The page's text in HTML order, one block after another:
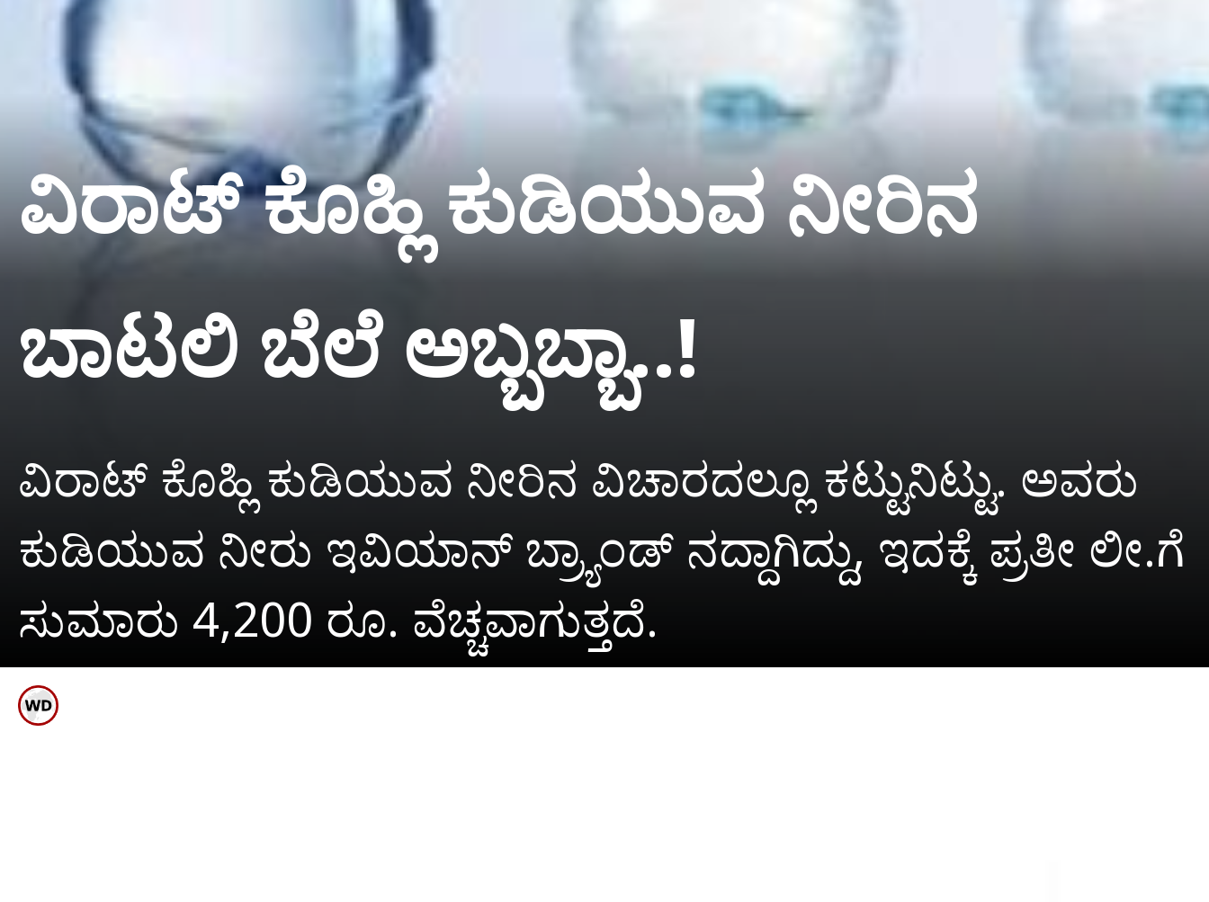
ವಿರಾಟ್ ಕೊಹ್ಲಿ ಕುಡಿಯುವ ನೀರಿನ
ಬಾಟಲಿ ಬೆಲೆ ಅಬ್ಬಬ್ಬಾ..!
ವಿರಾಟ್ ಕೊಹ್ಲಿ ಕುಡಿಯುವ ನೀರಿನ ವಿಚಾರದಲ್ಲೂ ಕಟ್ಟುನಿಟ್ಟು. ಅವರು
ಕುಡಿಯುವ ನೀರು ಇವಿಯಾನ್ ಬ್ರ್ಯಾಂಡ್ ನದ್ದಾಗಿದ್ದು, ಇದಕ್ಕೆ ಪ್ರತೀ ಲೀ.ಗೆ
ಸುಮಾರು 4,200 ರೂ. ವೆಚ್ಚವಾಗುತ್ತದೆ.